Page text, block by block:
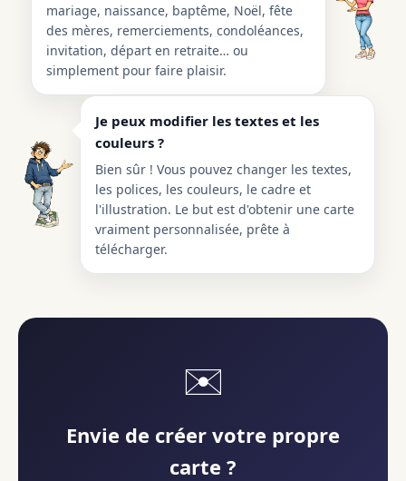
mariage, naissance, baptême, Noël, fête
des mères, remerciements, condoléances,
invitation, départ en retraite… ou
simplement pour faire plaisir.
Je peux modifier les textes et les
couleurs ?
Bien sûr ! Vous pouvez changer les textes,
les polices, les couleurs, le cadre et
l'illustration. Le but est d'obtenir une carte
vraiment personnalisée, prête à
télécharger.
✉️
Envie de créer votre propre
carte ?